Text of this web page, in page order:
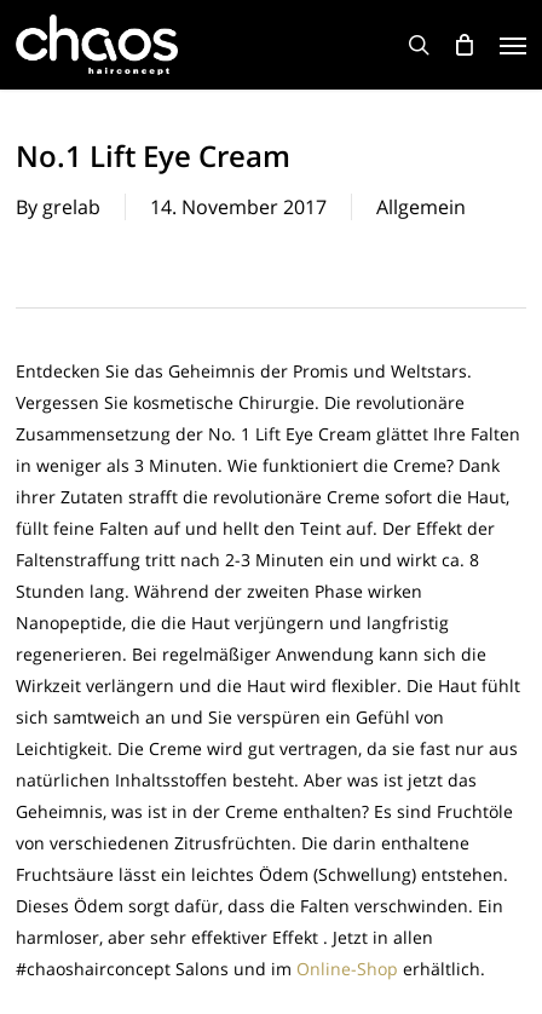
search
No.1 Lift Eye Cream
By grelab 14. November 2017 Allgemein
Entdecken Sie das Geheimnis der Promis und Weltstars.
Vergessen Sie kosmetische Chirurgie. Die revolutionäre
Zusammensetzung der No. 1 Lift Eye Cream glättet Ihre Falten
in weniger als 3 Minuten. Wie funktioniert die Creme? Dank
ihrer Zutaten strafft die revolutionäre Creme sofort die Haut,
füllt feine Falten auf und hellt den Teint auf. Der Effekt der
Faltenstraffung tritt nach 2-3 Minuten ein und wirkt ca. 8
Stunden lang. Während der zweiten Phase wirken
Nanopeptide, die die Haut verjüngern und langfristig
regenerieren. Bei regelmäßiger Anwendung kann sich die
Wirkzeit verlängern und die Haut wird flexibler. Die Haut fühlt
sich samtweich an und Sie verspüren ein Gefühl von
Leichtigkeit. Die Creme wird gut vertragen, da sie fast nur aus
natürlichen Inhaltsstoffen besteht. Aber was ist jetzt das
Geheimnis, was ist in der Creme enthalten? Es sind Fruchtöle
von verschiedenen Zitrusfrüchten. Die darin enthaltene
Fruchtsäure lässt ein leichtes Ödem (Schwellung) entstehen.
Dieses Ödem sorgt dafür, dass die Falten verschwinden. Ein
harmloser, aber sehr effektiver Effekt . Jetzt in allen
#chaoshairconcept Salons und im Online-Shop erhältlich.